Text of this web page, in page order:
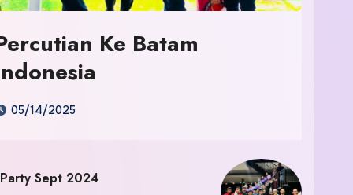
Ke Batam
05/14/2025
Sept 2024